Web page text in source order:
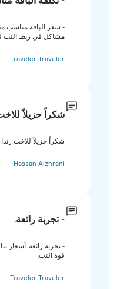
- سعر الباقة مناسب مقارنة
مشاكل في ربط النت في
Traveler Traveler
شكراً حزيلاً للاخت
شكراً حزيلاً للاخت رندا ع
Hassan Alzhrani
- تجربة رائعة.
- تجربة رائعة. أسعار تنافسية.
قوة النت.
Traveler Traveler